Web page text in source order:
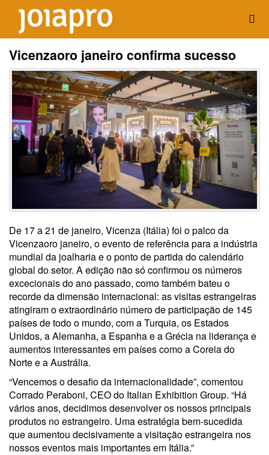
Vicenzaoro janeiro confirma sucesso
De 17 a 21 de janeiro, Vicenza (Itália) foi o palco da
Vicenzaoro janeiro, o evento de referência para a indústria
mundial da joalharia e o ponto de partida do calendário
global do setor. A edição não só confirmou os números
excecionais do ano passado, como também bateu o
recorde da dimensão internacional: as visitas estrangeiras
atingiram o extraordinário número de participação de 145
países de todo o mundo, com a Turquia, os Estados
Unidos, a Alemanha, a Espanha e a Grécia na liderança e
aumentos interessantes em países como a Coreia do
Norte e a Austrália.
“Vencemos o desafio da internacionalidade”, comentou
Corrado Peraboni, CEO do Italian Exhibition Group. “Há
vários anos, decidimos desenvolver os nossos principais
produtos no estrangeiro. Uma estratégia bem-sucedida
que aumentou decisivamente a visitação estrangeira nos
nossos eventos mais importantes em Itália.”